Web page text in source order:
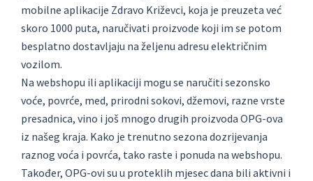
mobilne aplikacije Zdravo Križevci, koja je preuzeta već
skoro 1000 puta, naručivati proizvode koji im se potom
besplatno dostavljaju na željenu adresu električnim
vozilom.
Na webshopu ili aplikaciji mogu se naručiti sezonsko
voće, povrće, med, prirodni sokovi, džemovi, razne vrste
presadnica, vino i još mnogo drugih proizvoda OPG-ova
iz našeg kraja. Kako je trenutno sezona dozrijevanja
raznog voća i povrća, tako raste i ponuda na webshopu.
Također, OPG-ovi su u proteklih mjesec dana bili aktivni i